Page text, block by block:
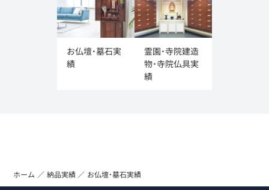
お仏壇・墓石実
績
霊園・寺院建造
物・寺院仏具実
績
ホーム 納品実績 お仏壇・墓石実績